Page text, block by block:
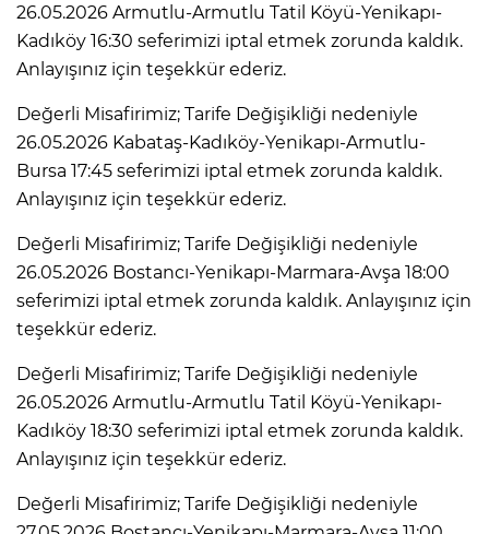
26.05.2026 Armutlu-Armutlu Tatil Köyü-Yenikapı-
Kadıköy 16:30 seferimizi iptal etmek zorunda kaldık.
Anlayışınız için teşekkür ederiz.
Değerli Misafirimiz; Tarife Değişikliği nedeniyle
26.05.2026 Kabataş-Kadıköy-Yenikapı-Armutlu-
Bursa 17:45 seferimizi iptal etmek zorunda kaldık.
Anlayışınız için teşekkür ederiz.
Değerli Misafirimiz; Tarife Değişikliği nedeniyle
26.05.2026 Bostancı-Yenikapı-Marmara-Avşa 18:00
seferimizi iptal etmek zorunda kaldık. Anlayışınız için
teşekkür ederiz.
Değerli Misafirimiz; Tarife Değişikliği nedeniyle
26.05.2026 Armutlu-Armutlu Tatil Köyü-Yenikapı-
Kadıköy 18:30 seferimizi iptal etmek zorunda kaldık.
Anlayışınız için teşekkür ederiz.
Değerli Misafirimiz; Tarife Değişikliği nedeniyle